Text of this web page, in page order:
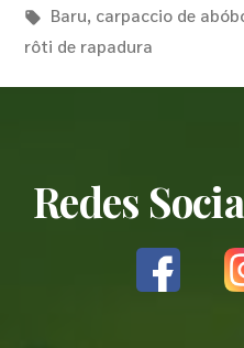
Baru, carpaccio de
rôti de rapadura
Redes